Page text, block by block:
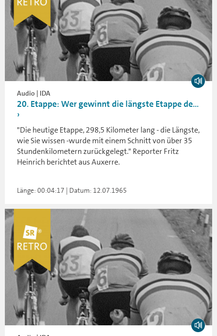
Audio | IDA
20. Etappe: Wer gewinnt die längste Etappe de...
"Die heutige Etappe, 298,5 Kilometer lang - die Längste,
wie Sie wissen -wurde mit einem Schnitt von über 35
Stundenkilometern zurückgelegt." Reporter Fritz
Heinrich berichtet aus Auxerre.
Länge: 00:04:17 | Datum: 12.07.1965